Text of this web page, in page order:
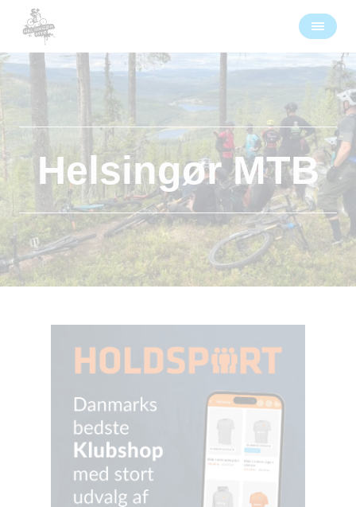
Helsingør MTB